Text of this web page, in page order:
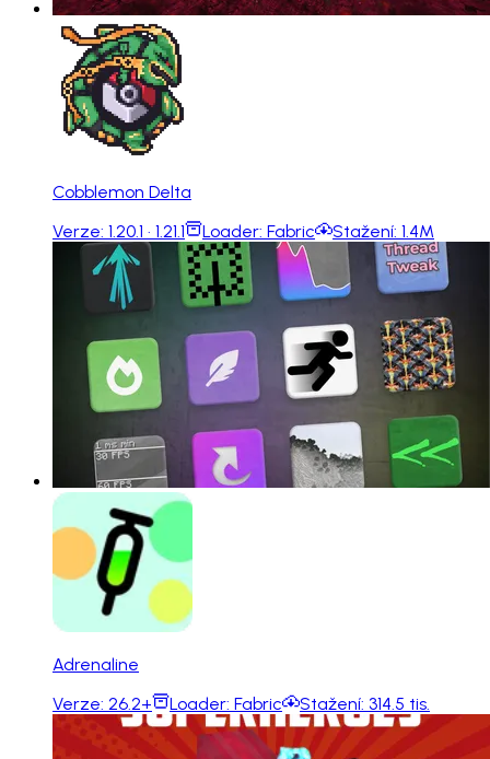
Cobblemon Delta
Verze: 1.20.1 · 1.21.1 Loader: Fabric Stažení: 1.4M
Adrenaline
Verze: 26.2+ Loader: Fabric Stažení: 314.5 tis.